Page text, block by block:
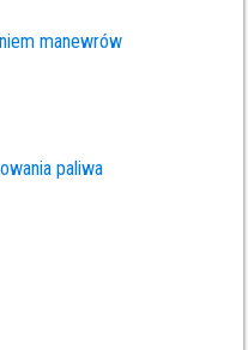
manewrów
paliwa